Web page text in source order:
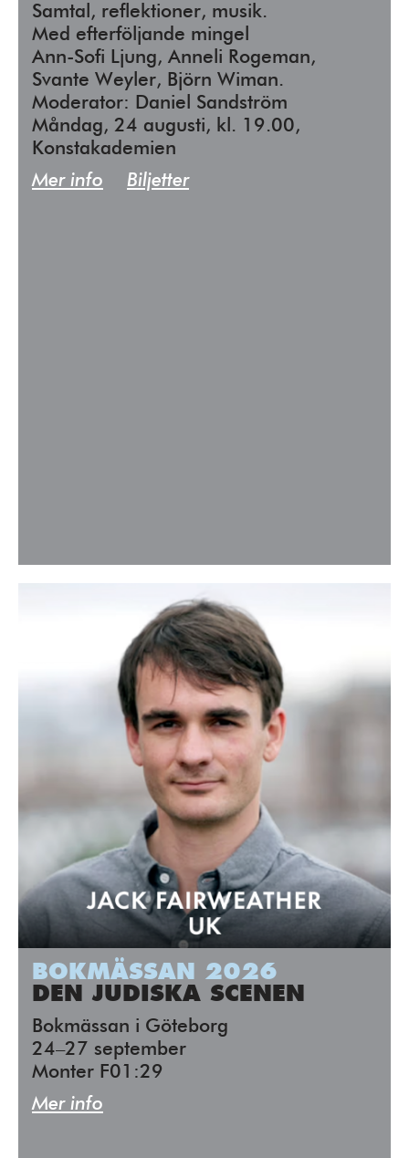
Fyll i din emailadress:
Samtal, reflektioner, musik.
Med efterföljande mingel
Ann-Sofi Ljung, Anneli Rogeman,
Svante Weyler, Björn Wiman.
Moderator: Daniel Sandström
Måndag, 24 augusti, kl. 19.00,
Konstakademien
Mer info
Biljetter
BOKMÄSSAN 2026
DEN JUDISKA SCENEN
Bokmässan i Göteborg
24–27 september
Monter F01:29
Mer info